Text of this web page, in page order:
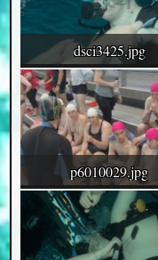
dsci3425.jpg
p6010029.jpg